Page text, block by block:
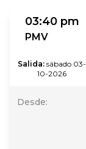
03:40 pm
PMV
Salida: sábado 03-
10-2026
Desde: